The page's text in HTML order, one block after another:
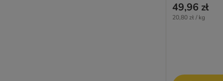
49,96 zł
20,80 zł / kg